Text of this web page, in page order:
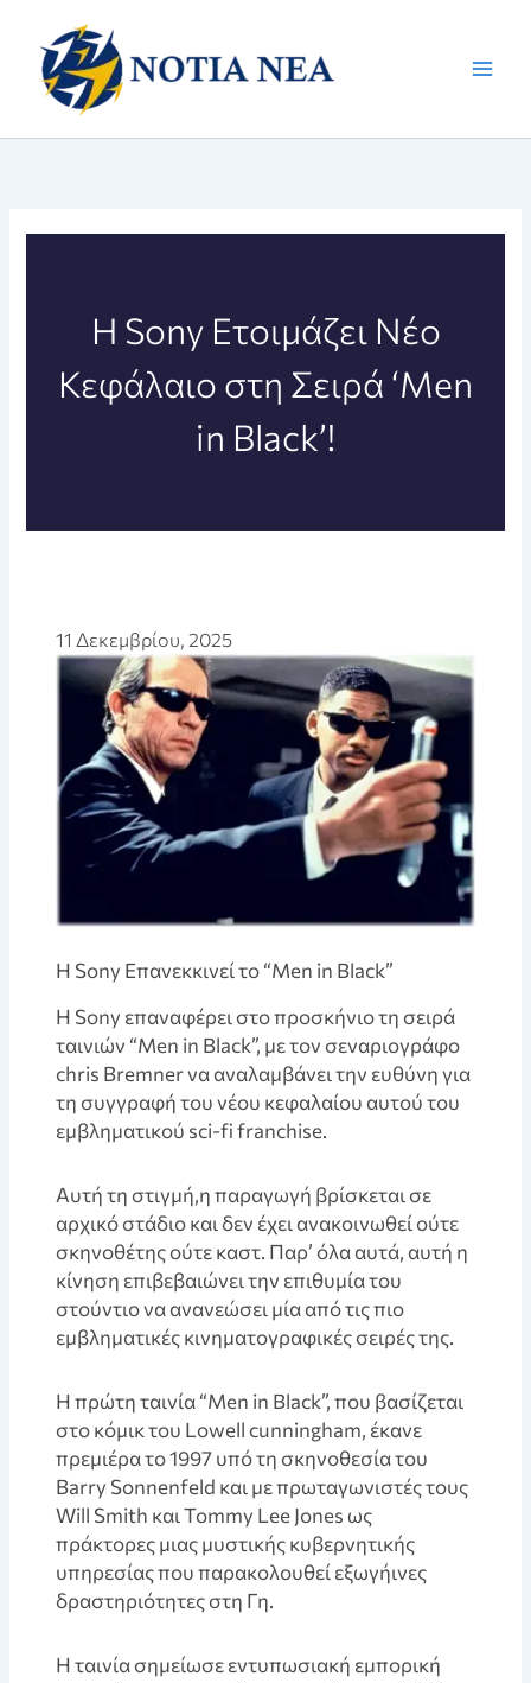
περιεχόμενο
Η Sony Ετοιμάζει Νέο
Κεφάλαιο στη Σειρά ‘Men
in Black’!
11 Δεκεμβρίου, 2025
Η Sony Επανεκκινεί το “Men in Black”
Η Sony επαναφέρει στο προσκήνιο τη σειρά
ταινιών “Men in Black”, με τον σεναριογράφο
chris Bremner να αναλαμβάνει την ευθύνη για
τη συγγραφή του νέου κεφαλαίου αυτού του
εμβληματικού sci-fi franchise.
Αυτή τη στιγμή,η παραγωγή βρίσκεται σε
αρχικό στάδιο και δεν έχει ανακοινωθεί ούτε
σκηνοθέτης ούτε καστ. Παρ’ όλα αυτά, αυτή η
κίνηση επιβεβαιώνει την επιθυμία του
στούντιο να ανανεώσει μία από τις πιο
εμβληματικές κινηματογραφικές σειρές της.
Η πρώτη ταινία “Men in Black”, που βασίζεται
στο κόμικ του Lowell cunningham, έκανε
πρεμιέρα το 1997 υπό τη σκηνοθεσία του
Barry Sonnenfeld και με πρωταγωνιστές τους
Will Smith και Tommy Lee Jones ως
πράκτορες μιας μυστικής κυβερνητικής
υπηρεσίας που παρακολουθεί εξωγήινες
δραστηριότητες στη Γη.
Η ταινία σημείωσε εντυπωσιακή εμπορική